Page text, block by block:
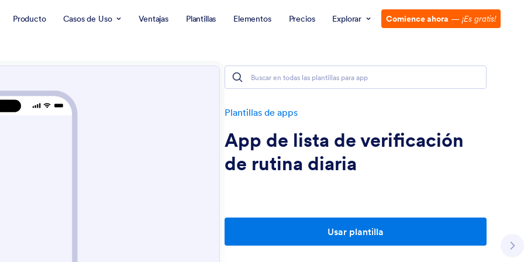
Producto Casos de Uso Ventajas Plantillas Elementos Precios Explorar Comience ahora — ¡Es gratis!
Plantillas de apps
App de lista de verificación
de rutina diaria
Usar plantilla